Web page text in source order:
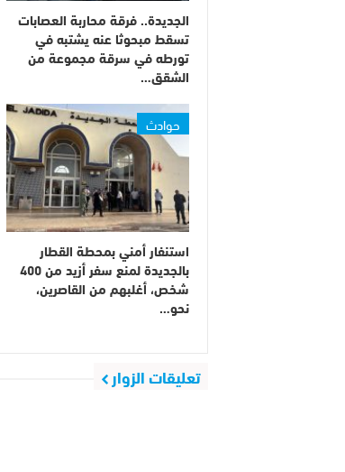
الجديدة.. فرقة محاربة العصابات
تسقط مبحوثا عنه يشتبه في
تورطه في سرقة مجموعة من
الشقق…
حوادث
استنفار أمني بمحطة القطار
بالجديدة لمنع سفر أزيد من 400
شخص، أغلبهم من القاصرين،
نحو…
تعليقات الزوار